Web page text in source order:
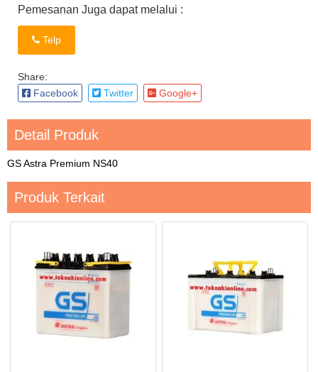
Pemesanan Juga dapat melalui :
Telp
Share:
Facebook
Twitter Google+
Detail Produk
GS Astra Premium NS40
Produk Terkait